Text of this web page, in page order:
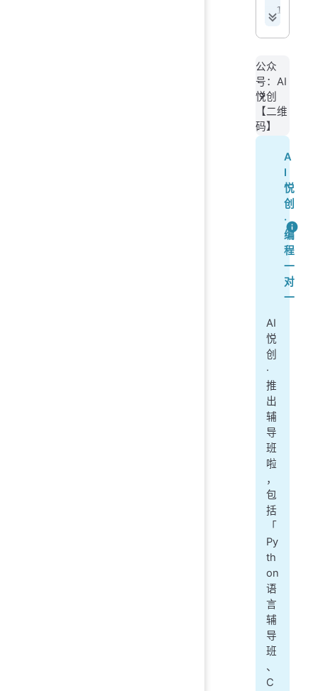
公众
号：AI
悦创
【二维
码】
A
I
悦
创
·
编
程
一
对
一
AI
悦
创
·
推
出
辅
导
班
啦
，
包
括
「
Py
th
on
语
言
辅
导
班
、
C